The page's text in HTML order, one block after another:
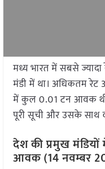
मध्य भारत में सबसे
मंडी में था। अधिकतम
में कुल 0.01 टन आवक
पूरी सूची और उसके साथ
देश की प्रमुख
आवक (14 नवम्बर